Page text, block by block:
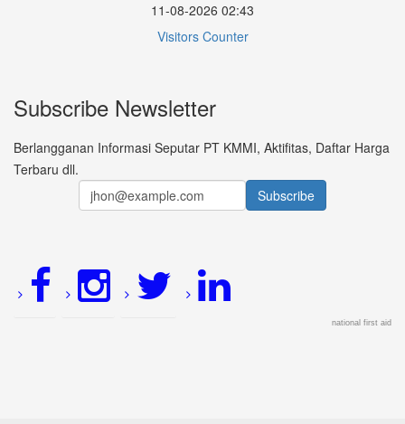
11-08-2026 02:43
Visitors Counter
Subscribe Newsletter
Berlangganan Informasi Seputar PT KMMI, Aktifitas, Daftar Harga
Terbaru dll.
national first aid